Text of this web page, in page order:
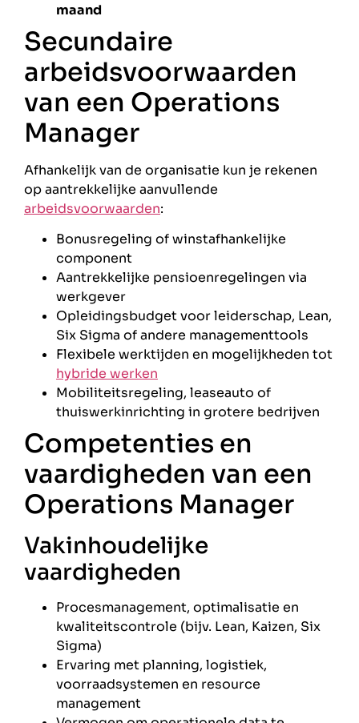
maand
Secundaire
arbeidsvoorwaarden
van een Operations
Manager
Afhankelijk van de organisatie kun je rekenen
op aantrekkelijke aanvullende
arbeidsvoorwaarden:
Bonusregeling of winstafhankelijke
component
Aantrekkelijke pensioenregelingen via
werkgever
Opleidingsbudget voor leiderschap, Lean,
Six Sigma of andere managementtools
Flexibele werktijden en mogelijkheden tot
hybride werken
Mobiliteitsregeling, leaseauto of
thuiswerkinrichting in grotere bedrijven
Competenties en
vaardigheden van een
Operations Manager
Vakinhoudelijke
vaardigheden
Procesmanagement, optimalisatie en
kwaliteitscontrole (bijv. Lean, Kaizen, Six
Sigma)
Ervaring met planning, logistiek,
voorraadsystemen en resource
management